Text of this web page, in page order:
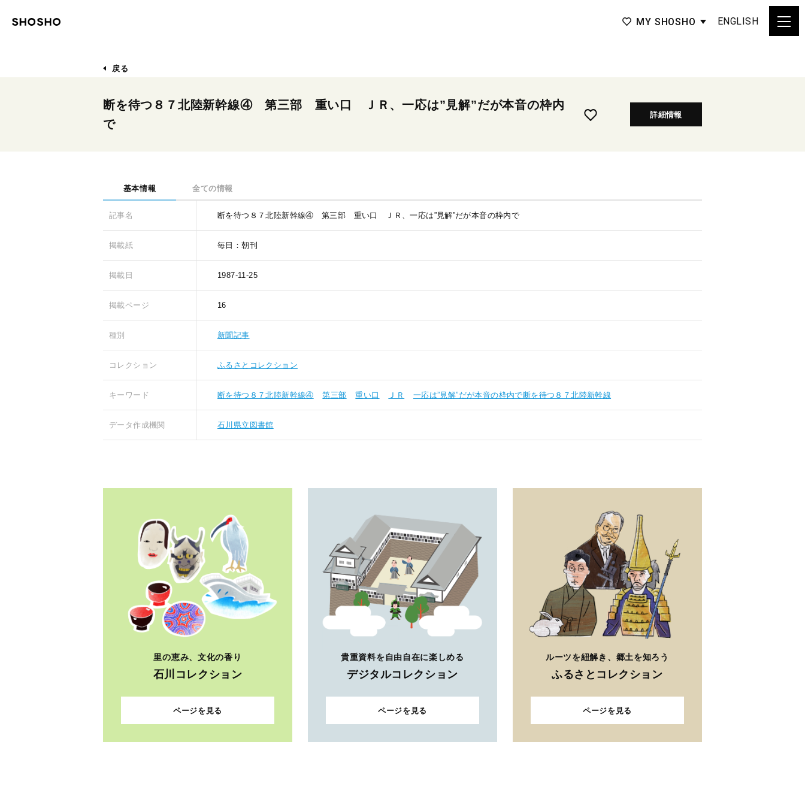
MY SHOSHO ENGLISH
戻る
断を待つ８７北陸新幹線④ 第三部 重い口 ＪＲ、一応は”見解”だが本音の枠内
で
詳細情報
基本情報 全ての情報
記事名 断を待つ８７北陸新幹線④ 第三部 重い口 ＪＲ、一応は”見解”だが本音の枠内で
掲載紙 毎日：朝刊
掲載日 1987-11-25
掲載ページ 16
種別 新聞記事
コレクション ふるさとコレクション
キーワード 断を待つ８７北陸新幹線④ 第三部 重い口 ＪＲ 一応は”見解”だが本音の枠内で断を待つ８７北陸新幹線
データ作成機関 石川県立図書館
里の恵み、文化の香り
石川コレクション
ページを見る
貴重資料を自由自在に楽しめる
デジタルコレクション
ページを見る
ルーツを紐解き、郷土を知ろう
ふるさとコレクション
ページを見る